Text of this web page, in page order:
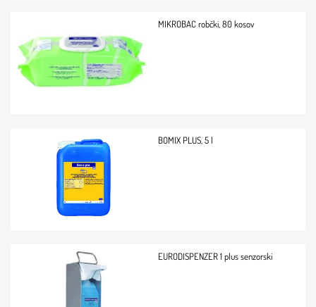
MIKROBAC robčki, 80 kosov
BOMIX PLUS, 5 l
EURODISPENZER 1 plus senzorski